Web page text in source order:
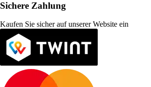
Sichere Zahlung
Kaufen Sie sicher auf unserer Website ein